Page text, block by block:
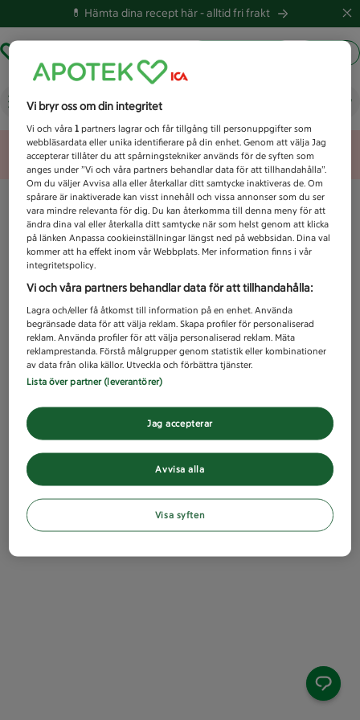
💊 Hämta dina recept här -alltid fri frakt
Vad letar du efter idag?
Unknown error
Vi bryr oss om din integritet
Vi och våra1 partners lagrar och får tillgång till personuppgifter som
webbläsardata eller unika identifierare på din enhet. Genom att välja Jag
accepterar tillåter du att spårningstekniker används för de syften som
anges under ”Vi och våra partners behandlar data för att tillhandahålla”.
Om du väljer Avvisa alla eller återkallar ditt samtycke inaktiveras de. Om
spårare är inaktiverade kan visst innehåll och vissa annonser som du ser
vara mindre relevanta för dig. Du kan återkomma till denna meny för att
ändra dina val eller återkalla ditt samtycke när som helst genom att klicka
på länken Anpassa cookieinställningar längst ned på webbsidan. Dina val
kommer att ha effekt inom vår Webbplats. Mer information finns i vår
integritetspolicy.
Vi och våra partners behandlar data för att tillhandahålla:
Lagra och/eller få åtkomst till information på en enhet. Använda
begränsade data för att välja reklam. Skapa profiler för personaliserad
reklam. Använda profiler för att välja personaliserad reklam. Mäta
reklamprestanda. Förstå målgrupper genom statistik eller kombinationer
av data från olika källor. Utveckla och förbättra tjänster.
Lista över partner (leverantörer)
Avvisa alla
Jag accepterar
Visa syften